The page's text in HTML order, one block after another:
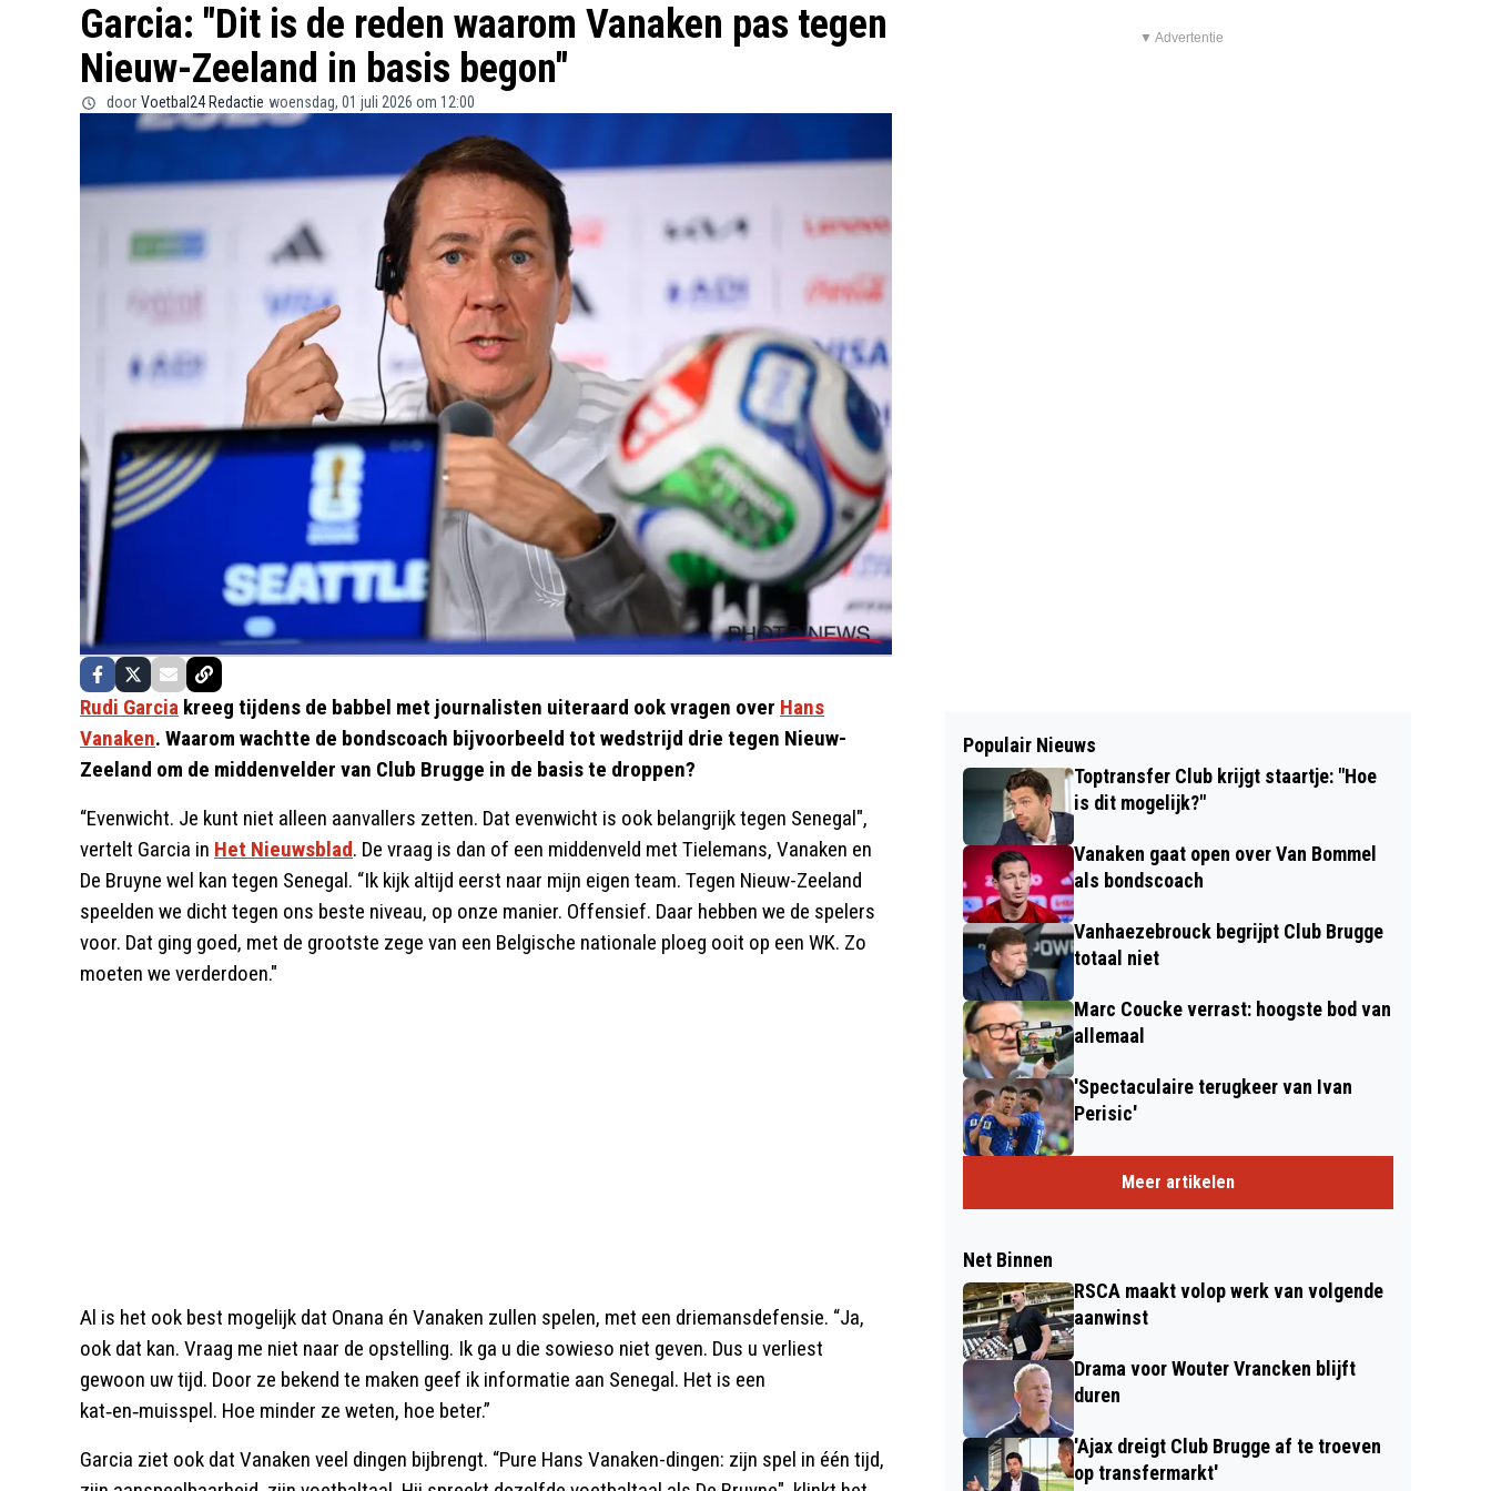
Garcia: "Dit is de reden waarom Vanaken pas tegen
Nieuw-Zeeland in basis begon"
door Voetbal24 Redactie woensdag, 01 juli 2026 om 12:00
Rudi Garcia kreeg tijdens de babbel met journalisten uiteraard ook vragen over Hans
Vanaken. Waarom wachtte de bondscoach bijvoorbeeld tot wedstrijd drie tegen Nieuw-
Zeeland om de middenvelder van Club Brugge in de basis te droppen?
“Evenwicht. Je kunt niet alleen aanvallers zetten. Dat evenwicht is ook belangrijk tegen Senegal",
vertelt Garcia in Het Nieuwsblad. De vraag is dan of een middenveld met Tielemans, Vanaken en
De Bruyne wel kan tegen Senegal. “Ik kijk altijd eerst naar mijn eigen team. Tegen Nieuw-Zeeland
speelden we dicht tegen ons beste niveau, op onze manier. Offensief. Daar hebben we de spelers
voor. Dat ging goed, met de grootste zege van een Belgische nationale ploeg ooit op een WK. Zo
moeten we verderdoen."
Al is het ook best mogelijk dat Onana én Vanaken zullen spelen, met een driemansdefensie. “Ja,
ook dat kan. Vraag me niet naar de opstelling. Ik ga u die sowieso niet geven. Dus u verliest
gewoon uw tijd. Door ze bekend te maken geef ik informatie aan Senegal. Het is een
kat‑en‑muisspel. Hoe minder ze weten, hoe beter.”
Garcia ziet ook dat Vanaken veel dingen bijbrengt. “Pure Hans Vanaken-dingen: zijn spel in één tijd,
▼ Advertentie
Populair Nieuws
Toptransfer Club krijgt staartje: "Hoe
is dit mogelijk?"
Vanaken gaat open over Van Bommel
als bondscoach
Vanhaezebrouck begrijpt Club Brugge
totaal niet
Marc Coucke verrast: hoogste bod van
allemaal
'Spectaculaire terugkeer van Ivan
Perisic'
Meer artikelen
Net Binnen
RSCA maakt volop werk van volgende
aanwinst
Drama voor Wouter Vrancken blijft
duren
'Ajax dreigt Club Brugge af te troeven
op transfermarkt'